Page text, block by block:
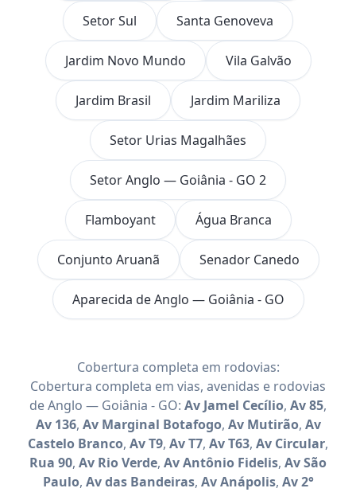
Setor Sul Santa Genoveva
Jardim Novo Mundo Vila Galvão
Jardim Brasil Jardim Mariliza
Setor Urias Magalhães
Setor Anglo — Goiânia - GO 2
Flamboyant Água Branca
Conjunto Aruanã Senador Canedo
Aparecida de Anglo — Goiânia - GO
Cobertura completa em rodovias:
Cobertura completa em vias, avenidas e rodovias
de Anglo — Goiânia - GO: Av Jamel Cecílio, Av 85,
Av 136, Av Marginal Botafogo, Av Mutirão, Av
Castelo Branco, Av T9, Av T7, Av T63, Av Circular,
Rua 90, Av Rio Verde, Av Antônio Fidelis, Av São
Paulo, Av das Bandeiras, Av Anápolis, Av 2°